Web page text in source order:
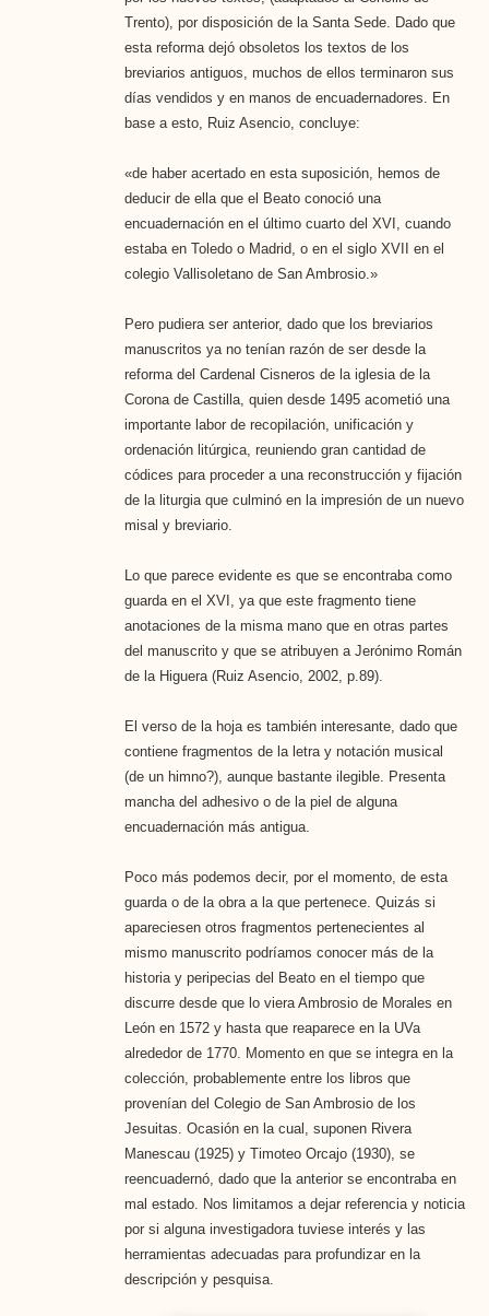
Trento), por disposición de la Santa Sede. Dado que
esta reforma dejó obsoletos los textos de los
breviarios antiguos, muchos de ellos terminaron sus
días vendidos y en manos de encuadernadores. En
base a esto, Ruiz Asencio, concluye:
«de haber acertado en esta suposición, hemos de
deducir de ella que el Beato conoció una
encuadernación en el último cuarto del XVI, cuando
estaba en Toledo o Madrid, o en el siglo XVII en el
colegio Vallisoletano de San Ambrosio.»
Pero pudiera ser anterior, dado que los breviarios
manuscritos ya no tenían razón de ser desde la
reforma del Cardenal Cisneros de la iglesia de la
Corona de Castilla, quien desde 1495 acometió una
importante labor de recopilación, unificación y
ordenación litúrgica, reuniendo gran cantidad de
códices para proceder a una reconstrucción y fijación
de la liturgia que culminó en la impresión de un nuevo
misal y breviario.
Lo que parece evidente es que se encontraba como
guarda en el XVI, ya que este fragmento tiene
anotaciones de la misma mano que en otras partes
del manuscrito y que se atribuyen a Jerónimo Román
de la Higuera (Ruiz Asencio, 2002, p.89).
El verso de la hoja es también interesante, dado que
contiene fragmentos de la letra y notación musical
(de un himno?), aunque bastante ilegible. Presenta
mancha del adhesivo o de la piel de alguna
encuadernación más antigua.
Poco más podemos decir, por el momento, de esta
guarda o de la obra a la que pertenece. Quizás si
apareciesen otros fragmentos pertenecientes al
mismo manuscrito podríamos conocer más de la
historia y peripecias del Beato en el tiempo que
discurre desde que lo viera Ambrosio de Morales en
León en 1572 y hasta que reaparece en la UVa
alrededor de 1770. Momento en que se integra en la
colección, probablemente entre los libros que
provenían del Colegio de San Ambrosio de los
Jesuitas. Ocasión en la cual, suponen Rivera
Manescau (1925) y Timoteo Orcajo (1930), se
reencuadernó, dado que la anterior se encontraba en
mal estado. Nos limitamos a dejar referencia y noticia
por si alguna investigadora tuviese interés y las
herramientas adecuadas para profundizar en la
descripción y pesquisa.